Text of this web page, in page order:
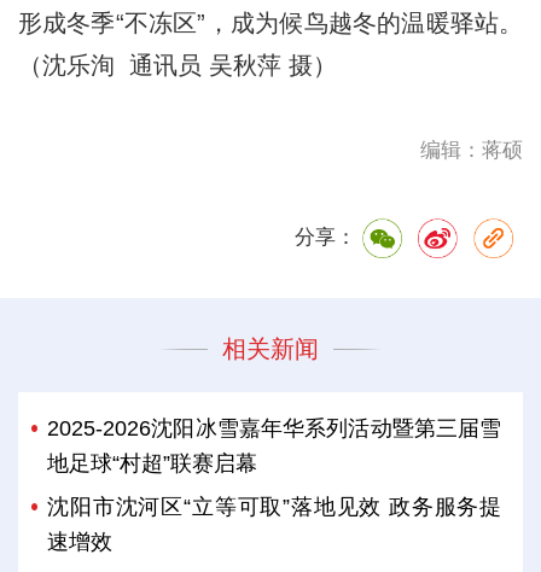
形成冬季“不冻区”，成为候鸟越冬的温暖驿站。
（沈乐洵 通讯员 吴秋萍 摄）
编辑：蒋硕
分享：
相关新闻
2025-2026沈阳冰雪嘉年华系列活动暨第三届雪
地足球“村超”联赛启幕
沈阳市沈河区“立等可取”落地见效 政务服务提
速增效